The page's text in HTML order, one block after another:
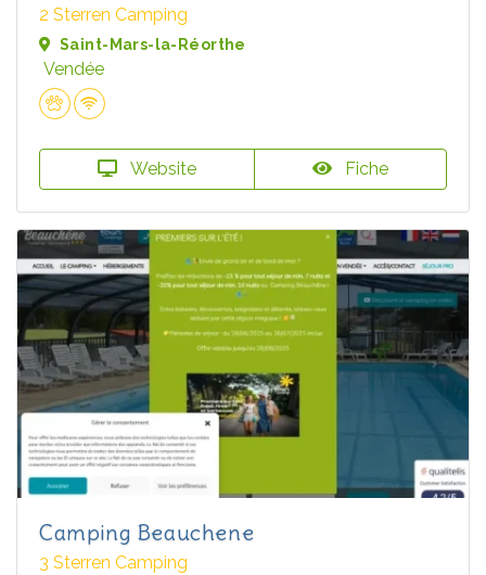
2 Sterren Camping
Saint-Mars-la-Réorthe
Vendée
Website Fiche
Camping Beauchene
3 Sterren Camping